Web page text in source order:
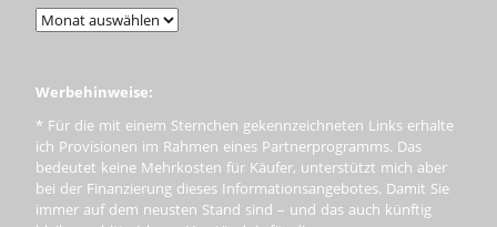
Werbehinweise:
* Für die mit einem Sternchen gekennzeichneten Links erhalte
ich Provisionen im Rahmen eines Partnerprogramms. Das
bedeutet keine Mehrkosten für Käufer, unterstützt mich aber
bei der Finanzierung dieses Informationsangebotes. Damit Sie
immer auf dem neusten Stand sind – und das auch künftig